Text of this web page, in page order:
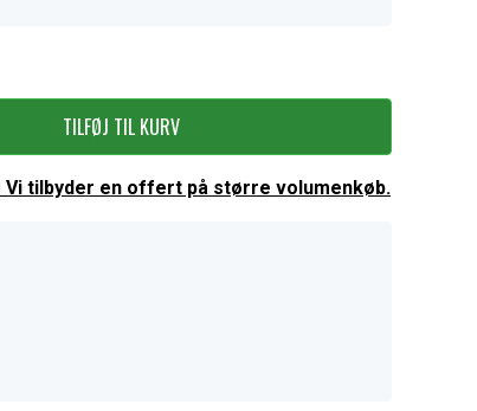
TILFØJ TIL KURV
tilbyder en offert på større volumenkøb.